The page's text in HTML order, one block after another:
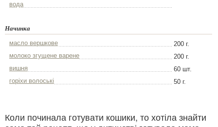
вода
Начинка
масло вершкове
200 г.
молоко згущене варене
200 г.
вишня
60 шт.
горіхи волоські
50 г.
Коли починала готувати кошики, то хотіла знайти